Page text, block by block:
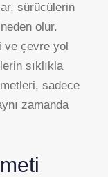
sürücülerin
olur.
ve çevre yol
sıklıkla
sadece
zamanda